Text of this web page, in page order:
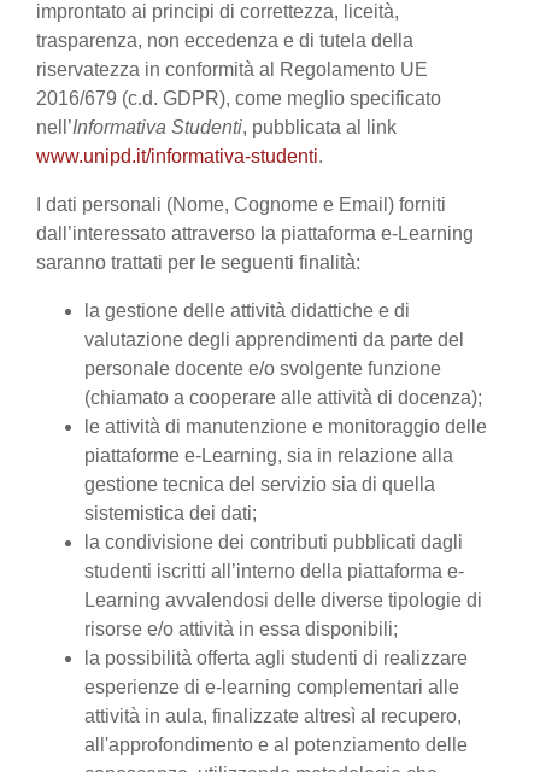
improntato ai principi di correttezza, liceità,
trasparenza, non eccedenza e di tutela della
riservatezza in conformità al Regolamento UE
2016/679 (c.d. GDPR), come meglio specificato
nell’Informativa Studenti, pubblicata al link
www.unipd.it/informativa-studenti.
I dati personali (Nome, Cognome e Email) forniti
dall’interessato attraverso la piattaforma e-Learning
saranno trattati per le seguenti finalità:
la gestione delle attività didattiche e di
valutazione degli apprendimenti da parte del
personale docente e/o svolgente funzione
(chiamato a cooperare alle attività di docenza);
le attività di manutenzione e monitoraggio delle
piattaforme e-Learning, sia in relazione alla
gestione tecnica del servizio sia di quella
sistemistica dei dati;
la condivisione dei contributi pubblicati dagli
studenti iscritti all’interno della piattaforma e-
Learning avvalendosi delle diverse tipologie di
risorse e/o attività in essa disponibili;
la possibilità offerta agli studenti di realizzare
esperienze di e-learning complementari alle
attività in aula, finalizzate altresì al recupero,
all'approfondimento e al potenziamento delle